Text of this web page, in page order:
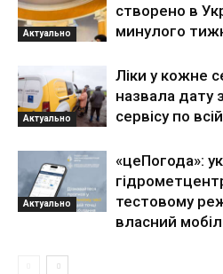
Актуально
створено в
минулого
Актуально
Ліки у кожне
назвала дату
сервісу по
Актуально
«цеПогода»:
тестовому
власний